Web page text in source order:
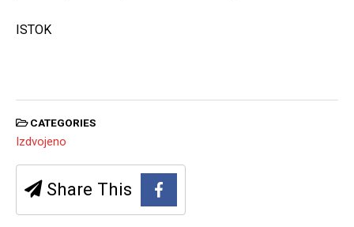
ISTOK
CATEGORIES
Izdvojeno
Share This